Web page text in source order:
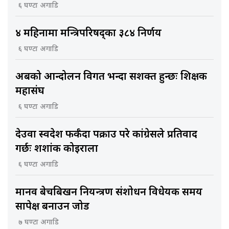
६ घण्टा अगाडि
४ महिनामा मन्त्रिपरिषद्का ३८४ निर्णय
६ घण्टा अगाडि
अबको आन्दोलन विगत भन्दा सशक्त हुन्छः शिक्षक
महासंघ
६ घण्टा अगाडि
देउवा स्वदेश फर्कँदा पक्राउ परे कांग्रेसले प्रतिवाद
गर्छः शशांक कोइराला
६ घण्टा अगाडि
मानव बेचबिखन नियन्त्रण संशोधन विधेयक समय
सापेक्ष बनाउन जोड
७ घण्टा अगाडि